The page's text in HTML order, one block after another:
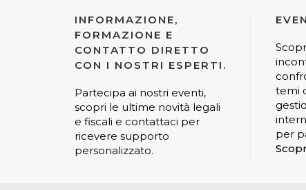
INFORMAZIONE,
FORMAZIONE E
CONTATTO DIRETTO
CON I NOSTRI ESPERTI.
Partecipa ai nostri eventi,
scopri le ultime novità legali
e fiscali e contattaci per
ricevere supporto
personalizzato.
temi
per